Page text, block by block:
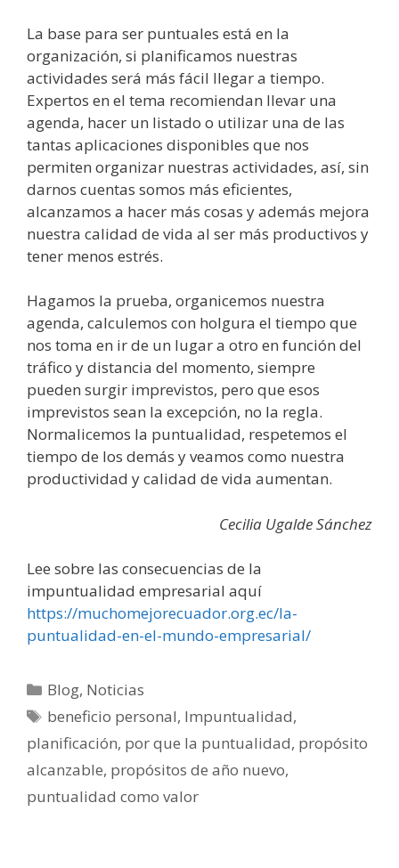
La base para ser puntuales está en la
organización, si planificamos nuestras
actividades será más fácil llegar a tiempo.
Expertos en el tema recomiendan llevar una
agenda, hacer un listado o utilizar una de las
tantas aplicaciones disponibles que nos
permiten organizar nuestras actividades, así, sin
darnos cuentas somos más eficientes,
alcanzamos a hacer más cosas y además mejora
nuestra calidad de vida al ser más productivos y
tener menos estrés.
Hagamos la prueba, organicemos nuestra
agenda, calculemos con holgura el tiempo que
nos toma en ir de un lugar a otro en función del
tráfico y distancia del momento, siempre
pueden surgir imprevistos, pero que esos
imprevistos sean la excepción, no la regla.
Normalicemos la puntualidad, respetemos el
tiempo de los demás y veamos como nuestra
productividad y calidad de vida aumentan.
Cecilia Ugalde Sánchez
Lee sobre las consecuencias de la
impuntualidad empresarial aquí
https://muchomejorecuador.org.ec/la-
puntualidad-en-el-mundo-empresarial/
Blog, Noticias
beneficio personal, Impuntualidad,
planificación, por que la puntualidad, propósito
alcanzable, propósitos de año nuevo,
puntualidad como valor